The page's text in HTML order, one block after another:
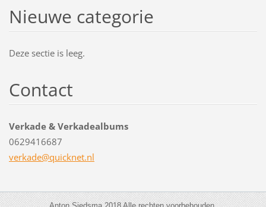
Nieuwe categorie
Deze sectie is leeg.
Contact
Verkade & Verkadealbums
0629416687
verkade@quicknet.nl